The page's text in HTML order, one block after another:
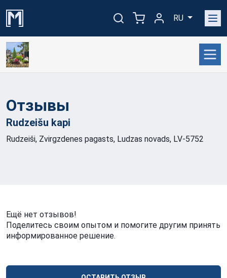
RU
Отзывы
Rudzeišu kapi
Rudzeiši, Zvirgzdenes pagasts, Ludzas novads, LV-5752
Ещё нет отзывов!
Поделитесь своим опытом и помогите другим принять
информированное решение.